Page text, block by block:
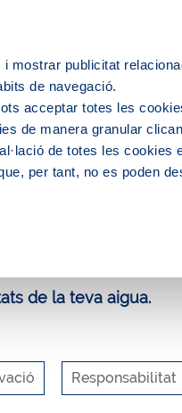
mostrar publicitat
de navegació.
acceptar totes les
de manera granular
de totes les cookies
per tant, no es poden
ciutat
un futur sostenible
de la teva aigua.
Responsabilitat